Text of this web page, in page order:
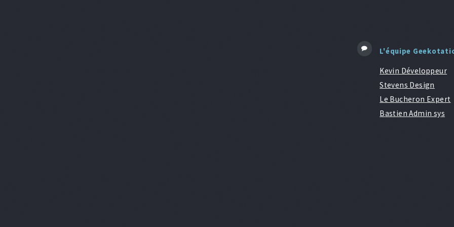
L'équipe
Kevin Développeur
Stevens Design
Le Bucheron Expert
Bastien Admin sys